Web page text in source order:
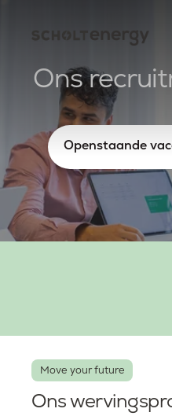
Ons
Openstaande
Move your future
Ons